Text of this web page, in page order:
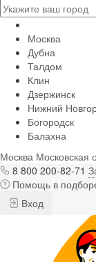
Москва
Дубна
Талдом
Клин
Дзержинск
Нижний
Богородск
Балахна
Москва Московская
8 800 200-82-71
Помощь в
Вход